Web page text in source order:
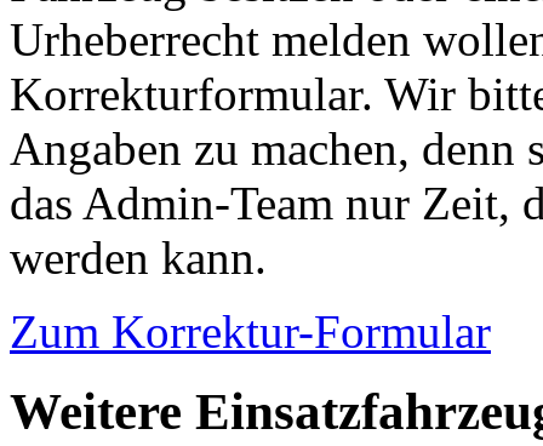
Urheberrecht melden
Korrekturformular. Wir
Angaben zu machen,
das Admin-Team nur Zeit,
werden kann.
Zum Korrektur-Formular
Weitere